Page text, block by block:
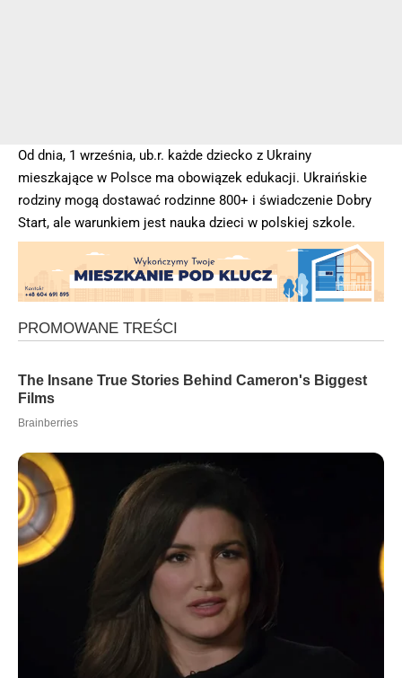
Od dnia, 1 września, ub.r. każde dziecko z Ukrainy
mieszkające w Polsce ma obowiązek edukacji. Ukraińskie
rodziny mogą dostawać rodzinne 800+ i świadczenie Dobry
Start, ale warunkiem jest nauka dzieci w polskiej szkole.